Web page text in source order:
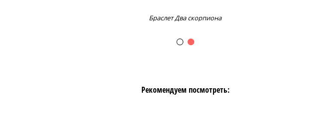
Браслет Два скорпиона
Рекомендуем посмотреть: